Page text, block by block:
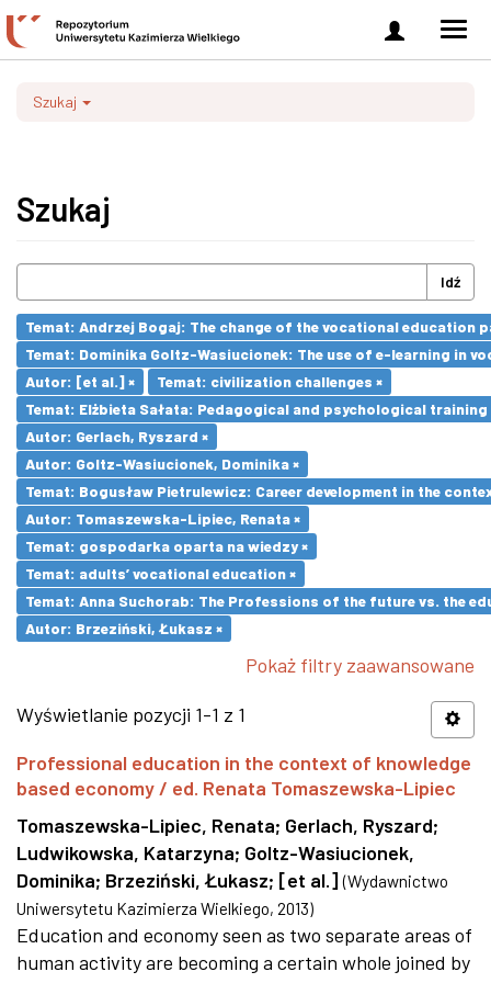
Zaloguj
się
Szukaj
Szukaj
Idź
Temat: Andrzej Bogaj: The change of the vocational education
Temat: Dominika Goltz-Wasiucionek: The use of e-learning in
Autor: [et al.] ×
Temat: civilization challenges ×
Temat: Elżbieta Sałata: Pedagogical and psychological
Autor: Gerlach, Ryszard ×
Autor: Goltz-Wasiucionek, Dominika ×
Temat: Bogusław Pietrulewicz: Career development in the
Autor: Tomaszewska-Lipiec, Renata ×
Temat: gospodarka oparta na wiedzy ×
Temat: adults’ vocational education ×
Temat: Anna Suchorab: The Professions of the future vs. the
Autor: Brzeziński, Łukasz ×
Pokaż filtry zaawansowane
Wyświetlanie pozycji 1-1 z 1
Professional education in the context of knowledge
based economy / ed. Renata Tomaszewska-Lipiec
Tomaszewska-Lipiec, Renata; Gerlach, Ryszard;
Ludwikowska, Katarzyna; Goltz-Wasiucionek,
Dominika; Brzeziński, Łukasz; [et al.] (Wydawnictwo
Uniwersytetu Kazimierza Wielkiego, 2013)
Education and economy seen as two separate areas of
human activity are becoming a certain whole joined by